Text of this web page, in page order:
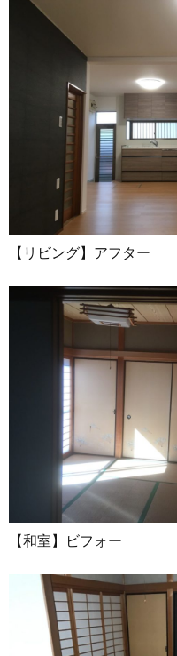
【リビング】アフター
【和室】ビフォー